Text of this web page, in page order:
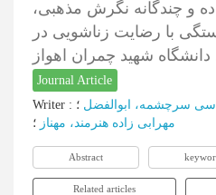
و چندگانه نگرش مذهبی،
با رضایت زناشویی در
شهید چمران اهواز
Journal Article
Writer : سرچشمه، ابوالفضل ؛
مهرابی زاده هنرمند، مهناز ؛
Abstract
Related articles